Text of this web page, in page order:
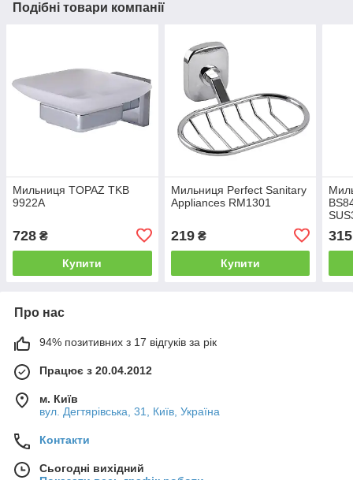
Подібні товари компанії
Мильниця TOPAZ TKB
9922A
728 ₴
Купити
Мильниця Perfect Sanitary
Appliances RM1301
219₴
Купити
315
Про нас
94% позитивних з 17 відгуків за рік
Працює з 20.04.2012
м. Київ
вул. Дегтярівська, 31, Київ, Україна
Контакти
Сьогодні вихідний